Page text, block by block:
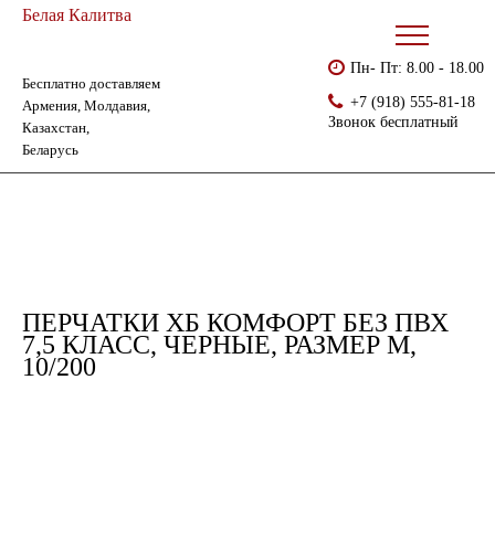
Белая Калитва
Бесплатно доставляем
Армения, Молдавия,
Казахстан,
Беларусь
Пн- Пт: 8.00 - 18.00
+7 (918) 555-81-18
Звонок бесплатный
Каталог
Перчатки хб комфорт без ПВХ 7,5 класс, черные, размер М, 10/200
ПЕРЧАТКИ ХБ КОМФОРТ БЕЗ ПВХ
7,5 КЛАСС, ЧЕРНЫЕ, РАЗМЕР М,
10/200